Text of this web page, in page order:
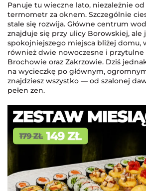
Panuje tu wieczne lato, niezależnie
termometr za oknem. Szczególnie
stale się rozwija. Główne centrum
znajduje się przy ulicy Borowskiej, ale
spokojniejszego miejsca bliżej domu,
również dwie nowoczesne i
Brochowie oraz Zakrzowie. Dziś
na wycieczkę po głównym,
znajdziesz wszystko — od szalonej
pełen zen.